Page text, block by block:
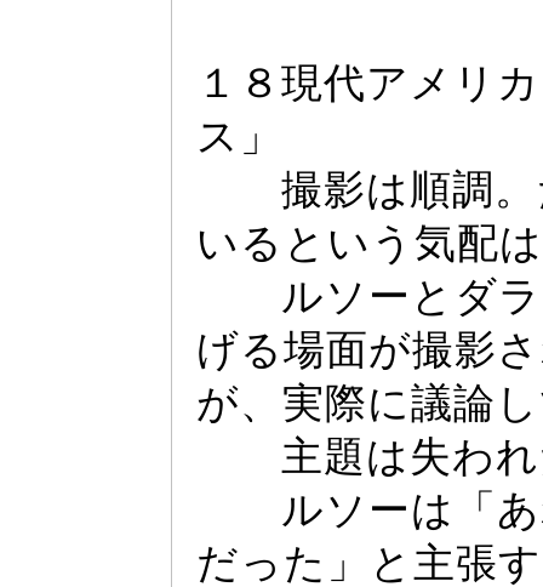
１８現代アメリ
ス」
撮影は順調。
いるという気配
ルソー とダ
げる場面が撮影
が、実際に議論
主題は失われ
ルソーは「
だっ た」と主張